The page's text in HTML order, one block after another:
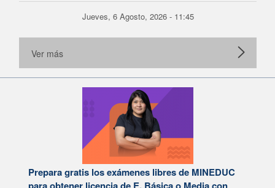
Jueves, 6 Agosto, 2026 - 11:45
Ver más
Prepara gratis los exámenes libres de MINEDUC